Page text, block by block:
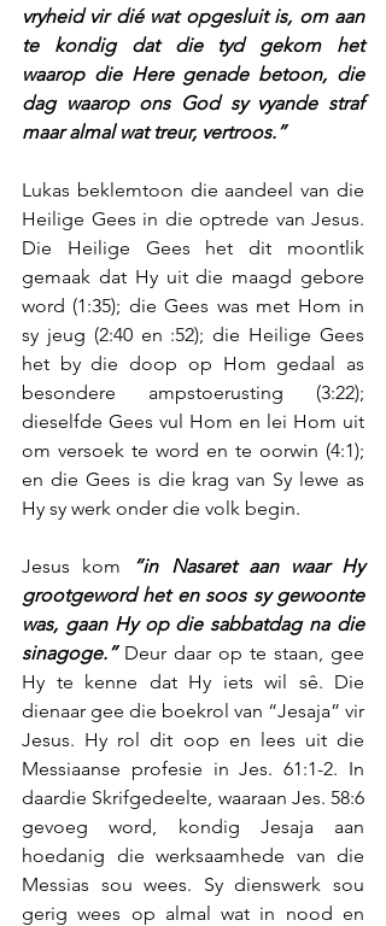
vryheid vir dié wat opgesluit is, om aan
te kondig dat die tyd gekom het
waarop die Here genade betoon, die
dag waarop ons God sy vyande straf
maar almal wat treur, vertroos.”
Lukas beklemtoon die aandeel van die
Heilige Gees in die optrede van Jesus.
Die Heilige Gees het dit moontlik
gemaak dat Hy uit die maagd gebore
word (1:35); die Gees was met Hom in
sy jeug (2:40 en :52); die Heilige Gees
het by die doop op Hom gedaal as
besondere ampstoerusting (3:22);
dieselfde Gees vul Hom en lei Hom uit
om versoek te word en te oorwin (4:1);
en die Gees is die krag van Sy lewe as
Hy sy werk onder die volk begin.
Jesus kom
“in Nasaret aan waar Hy
grootgeword het en soos sy gewoonte
was, gaan Hy op die sabbatdag na die
sinagoge.” Deur daar op te staan, gee
Hy te kenne dat Hy iets wil sê. Die
dienaar gee die boekrol van “Jesaja” vir
Jesus. Hy rol dit oop en lees uit die
Messiaanse profesie in Jes. 61:1-2. In
daardie Skrifgedeelte, waaraan Jes. 58:6
gevoeg word, kondig Jesaja aan
hoedanig die werksaamhede van die
Messias sou wees. Sy dienswerk sou
gerig wees op almal wat in nood en